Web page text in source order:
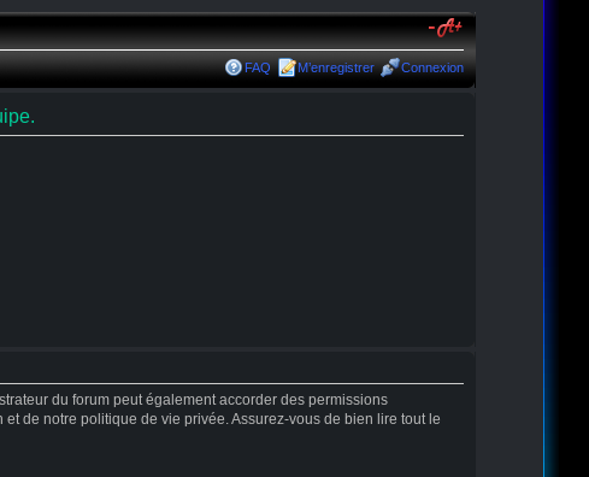
FAQ M’enregistrer Connexion
du forum peut également accorder des permissions
de notre politique de vie privée. Assurez-vous de bien lire tout le